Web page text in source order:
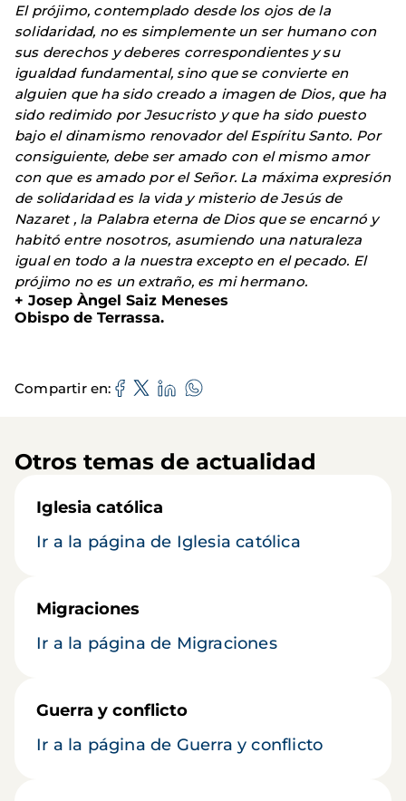
El prójimo, contemplado desde los ojos de la
solidaridad, no es simplemente un ser humano con
sus derechos y deberes correspondientes y su
igualdad fundamental, sino que se convierte en
alguien que ha sido creado a imagen de Dios, que ha
sido redimido por Jesucristo y que ha sido puesto
bajo el dinamismo renovador del Espíritu Santo. Por
consiguiente, debe ser amado con el mismo amor
con que es amado por el Señor. La máxima expresión
de solidaridad es la vida y misterio de Jesús de
Nazaret , la Palabra eterna de Dios que se encarnó y
habitó entre nosotros, asumiendo una naturaleza
igual en todo a la nuestra excepto en el pecado. El
prójimo no es un extraño, es mi hermano.
+ Josep Àngel Saiz Meneses
Obispo de Terrassa.
Compartir en
Otros temas de actualidad
Iglesia católica
Ir a la página de Iglesia católica
Migraciones
Ir a la página de Migraciones
Guerra y conflicto
Ir a la página de Guerra y conflicto